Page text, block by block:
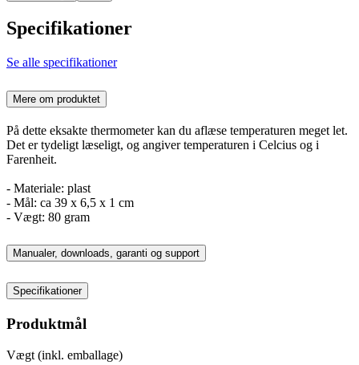
Specifikationer
Se alle specifikationer
Mere om produktet
På dette eksakte thermometer kan du aflæse temperaturen meget let.
Det er tydeligt læseligt, og angiver temperaturen i Celcius og i
Farenheit.
- Materiale: plast
- Mål: ca 39 x 6,5 x 1 cm
- Vægt: 80 gram
Manualer, downloads, garanti og support
Specifikationer
Produktmål
Vægt (inkl. emballage)